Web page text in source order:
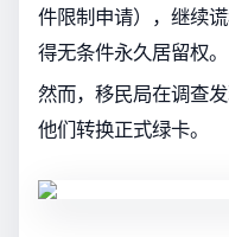
件限制申请），继续
得无条件永久居留权。
然而，移民局在调查
他们转换正式绿卡。